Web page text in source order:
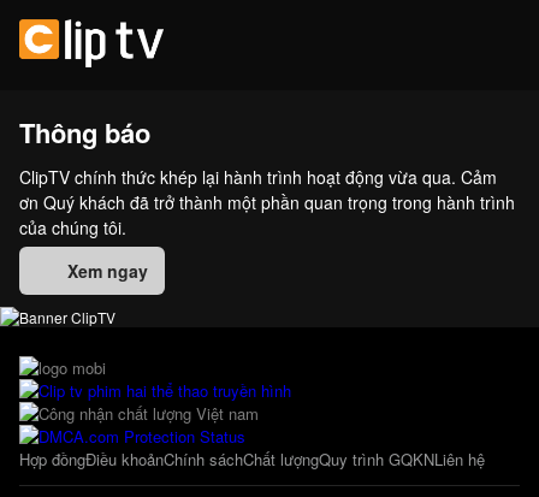
Thông báo
ClipTV chính thức khép lại hành trình hoạt động vừa qua. Cảm
ơn Quý khách đã trở thành một phần quan trọng trong hành trình
của chúng tôi.
Xem ngay
Hợp đồngĐiều khoảnChính sáchChất lượngQuy trình GQKNLiên hệ